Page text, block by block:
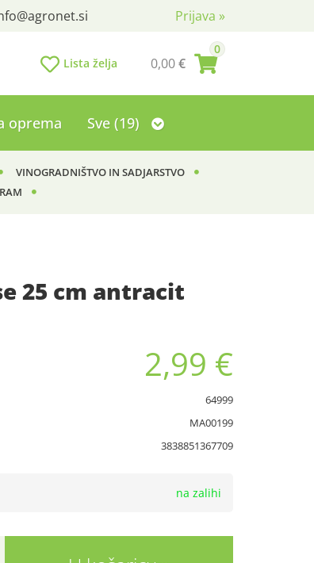
Prijava »
agronet.si
0
0,00€
Lista želja
oprema Sve (19)
VINOGRADNIŠTVO IN SADJARSTVO
25 cm antracit
2,99 €
64999
MA00199
3838851367709
na zalihi